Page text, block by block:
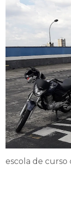
escola de curso